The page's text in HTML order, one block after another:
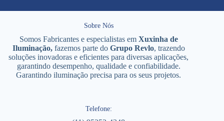
Sobre Nós
Somos Fabricantes e especialistas em Xuxinha de
Iluminação,fazemos parte do Grupo Revlo, trazendo
soluções inovadoras e eficientes para diversas aplicações,
garantindo desempenho, qualidade e confiabilidade.
Garantindo iluminação precisa para os seus projetos.
Telefone: